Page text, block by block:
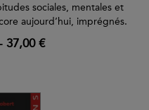
sociales, mentales et
aujourd’hui, imprégnés.
37,00 €